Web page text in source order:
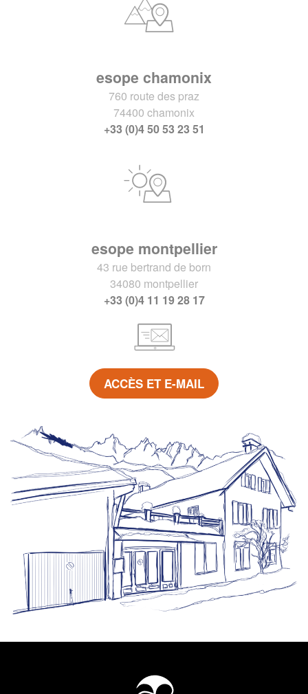
esope chamonix
760 route des praz
74400 chamonix
+33 (0)4 50 53 23 51
esope montpellier
43 rue bertrand de born
34080 montpellier
+33 (0)4 11 19 28 17
ACCÈS ET E-MAIL